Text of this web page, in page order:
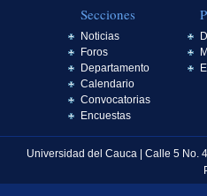
Secciones
Noticias
Foros
Departamento
Calendario
Convocatorias
Encuestas
Universidad del Cauca | Calle 5 No.